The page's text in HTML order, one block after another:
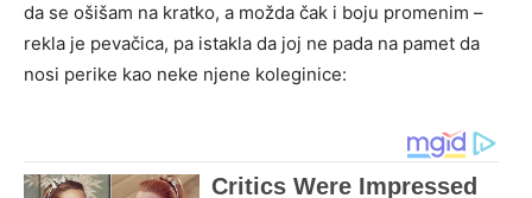
da se ošišam na kratko, a možda čak i boju promenim –
rekla je pevačica, pa istakla da joj ne pada na pamet da
nosi perike kao neke njene koleginice: